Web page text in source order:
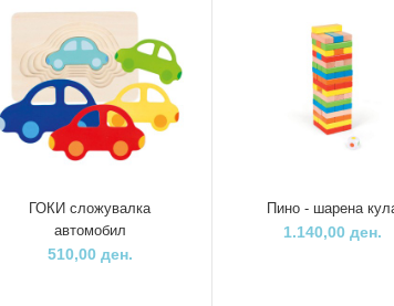
животни
490,00 ден.
Топ Брајт
Интерактивна
Гоки домино
ГОКИ сложувалка
автомобил
510,00 ден.
Пино - шарена
1.140,00 ден.